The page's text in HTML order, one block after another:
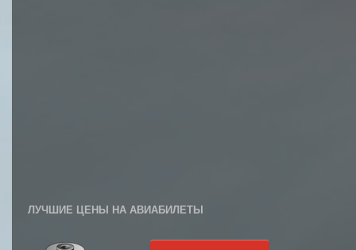
ЛУЧШИЕ ЦЕНЫ НА АВИАБИЛЕТЫ